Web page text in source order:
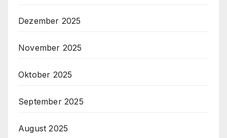
Dezember 2025
November 2025
Oktober 2025
September 2025
August 2025